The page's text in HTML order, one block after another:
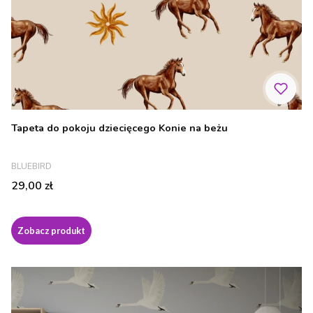
Tapeta do pokoju dziecięcego Konie na beżu
PRODUCENT
BLUEBIRD
Cena
29,00 zł
Zobacz produkt